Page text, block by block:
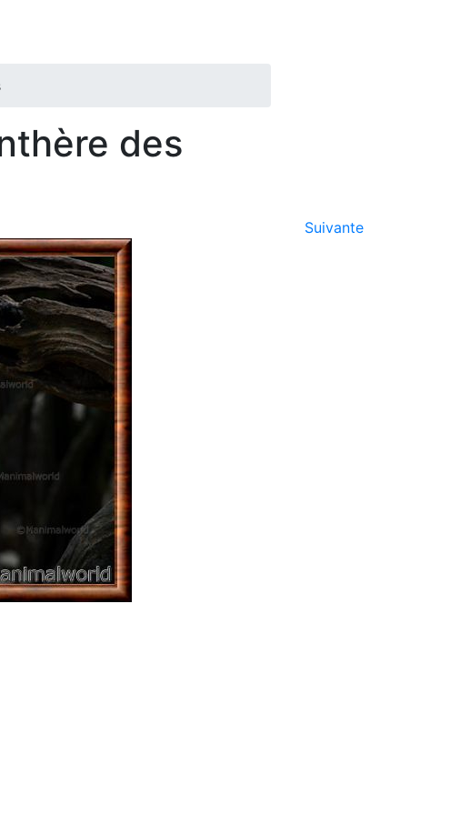
des
Suivante